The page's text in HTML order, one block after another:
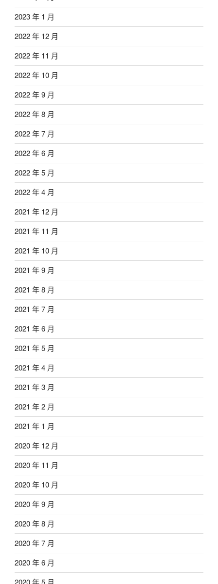
2023 年 1 月
2022 年 12 月
2022 年 11 月
2022 年 10 月
2022 年 9 月
2022 年 8 月
2022 年 7 月
2022 年 6 月
2022 年 5 月
2022 年 4 月
2021 年 12 月
2021 年 11 月
2021 年 10 月
2021 年 9 月
2021 年 8 月
2021 年 7 月
2021 年 6 月
2021 年 5 月
2021 年 4 月
2021 年 3 月
2021 年 2 月
2021 年 1 月
2020 年 12 月
2020 年 11 月
2020 年 10 月
2020 年 9 月
2020 年 8 月
2020 年 7 月
2020 年 6 月
2020 年 5 月